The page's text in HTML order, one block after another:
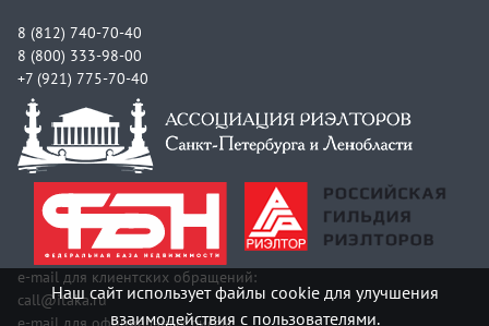
8 (812) 740-70-40
8 (800) 333-98-00
+7 (921) 775-70-40
e-mail для клиентских обращений:
call@itaka.ru
Наш сайт использует файлы cookie для улучшения
взаимодействия с пользователями.